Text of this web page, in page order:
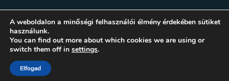
Kövess minket
MCSS.hu – Modern Cikkek Szabad Stílusban
A weboldalon a minőségi felhasználói élmény érdekében sütiket
használunk.
You can find out more about which cookies we are using or
switch them off in settings.
Elfogad